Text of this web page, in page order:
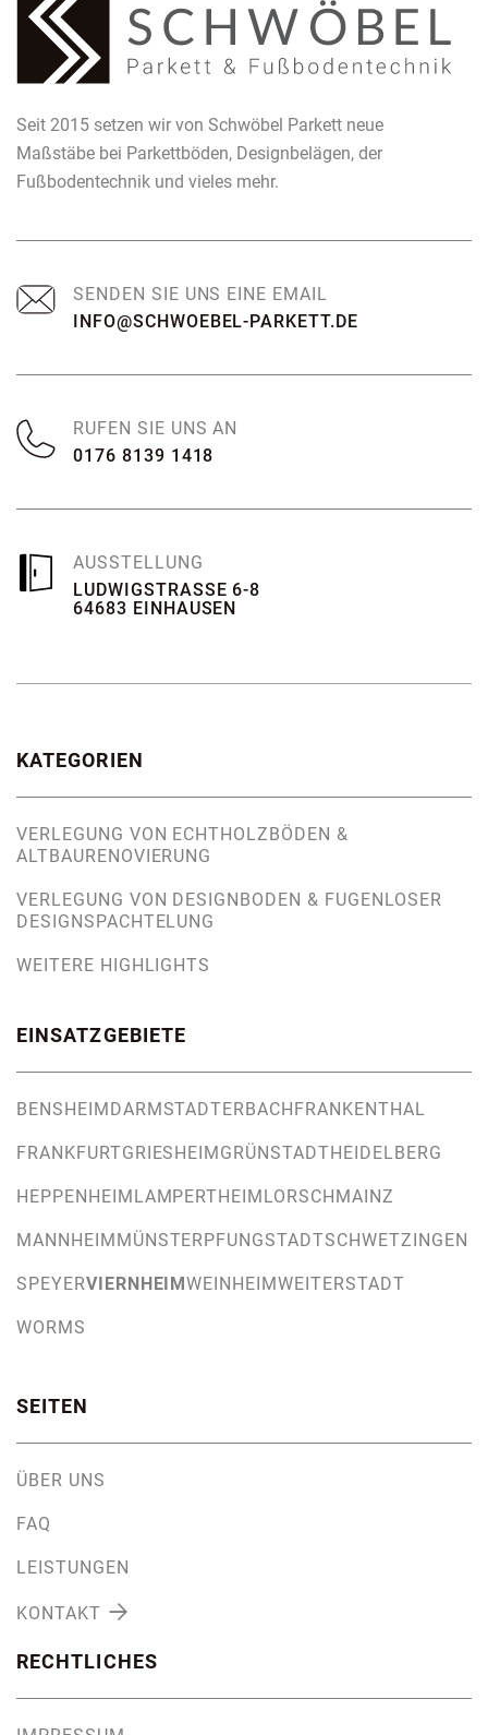
Seit 2015 setzen wir von Schwöbel Parkett neue
Maßstäbe bei Parkettböden, Designbelägen, der
Fußbodentechnik und vieles mehr.
SENDEN SIE UNS EINE EMAIL
INFO@SCHWOEBEL-PARKETT.DE
RUFEN SIE UNS AN
0176 8139 1418
AUSSTELLUNG
LUDWIGSTRASSE 6-8
64683 EINHAUSEN
KATEGORIEN
VERLEGUNG VON ECHTHOLZBÖDEN &
ALTBAURENOVIERUNG
VERLEGUNG VON DESIGNBODEN & FUGENLOSER
DESIGNSPACHTELUNG
WEITERE HIGHLIGHTS
EINSATZGEBIETE
BENSHEIMDARMSTADTERBACHFRANKENTHAL
FRANKFURTGRIESHEIMGRÜNSTADTHEIDELBERG
HEPPENHEIMLAMPERTHEIMLORSCHMAINZ
MANNHEIMMÜNSTERPFUNGSTADTSCHWETZINGEN
SPEYERVIERNHEIMWEINHEIMWEITERSTADT
WORMS
SEITEN
ÜBER UNS
FAQ
LEISTUNGEN
KONTAKT 
RECHTLICHES